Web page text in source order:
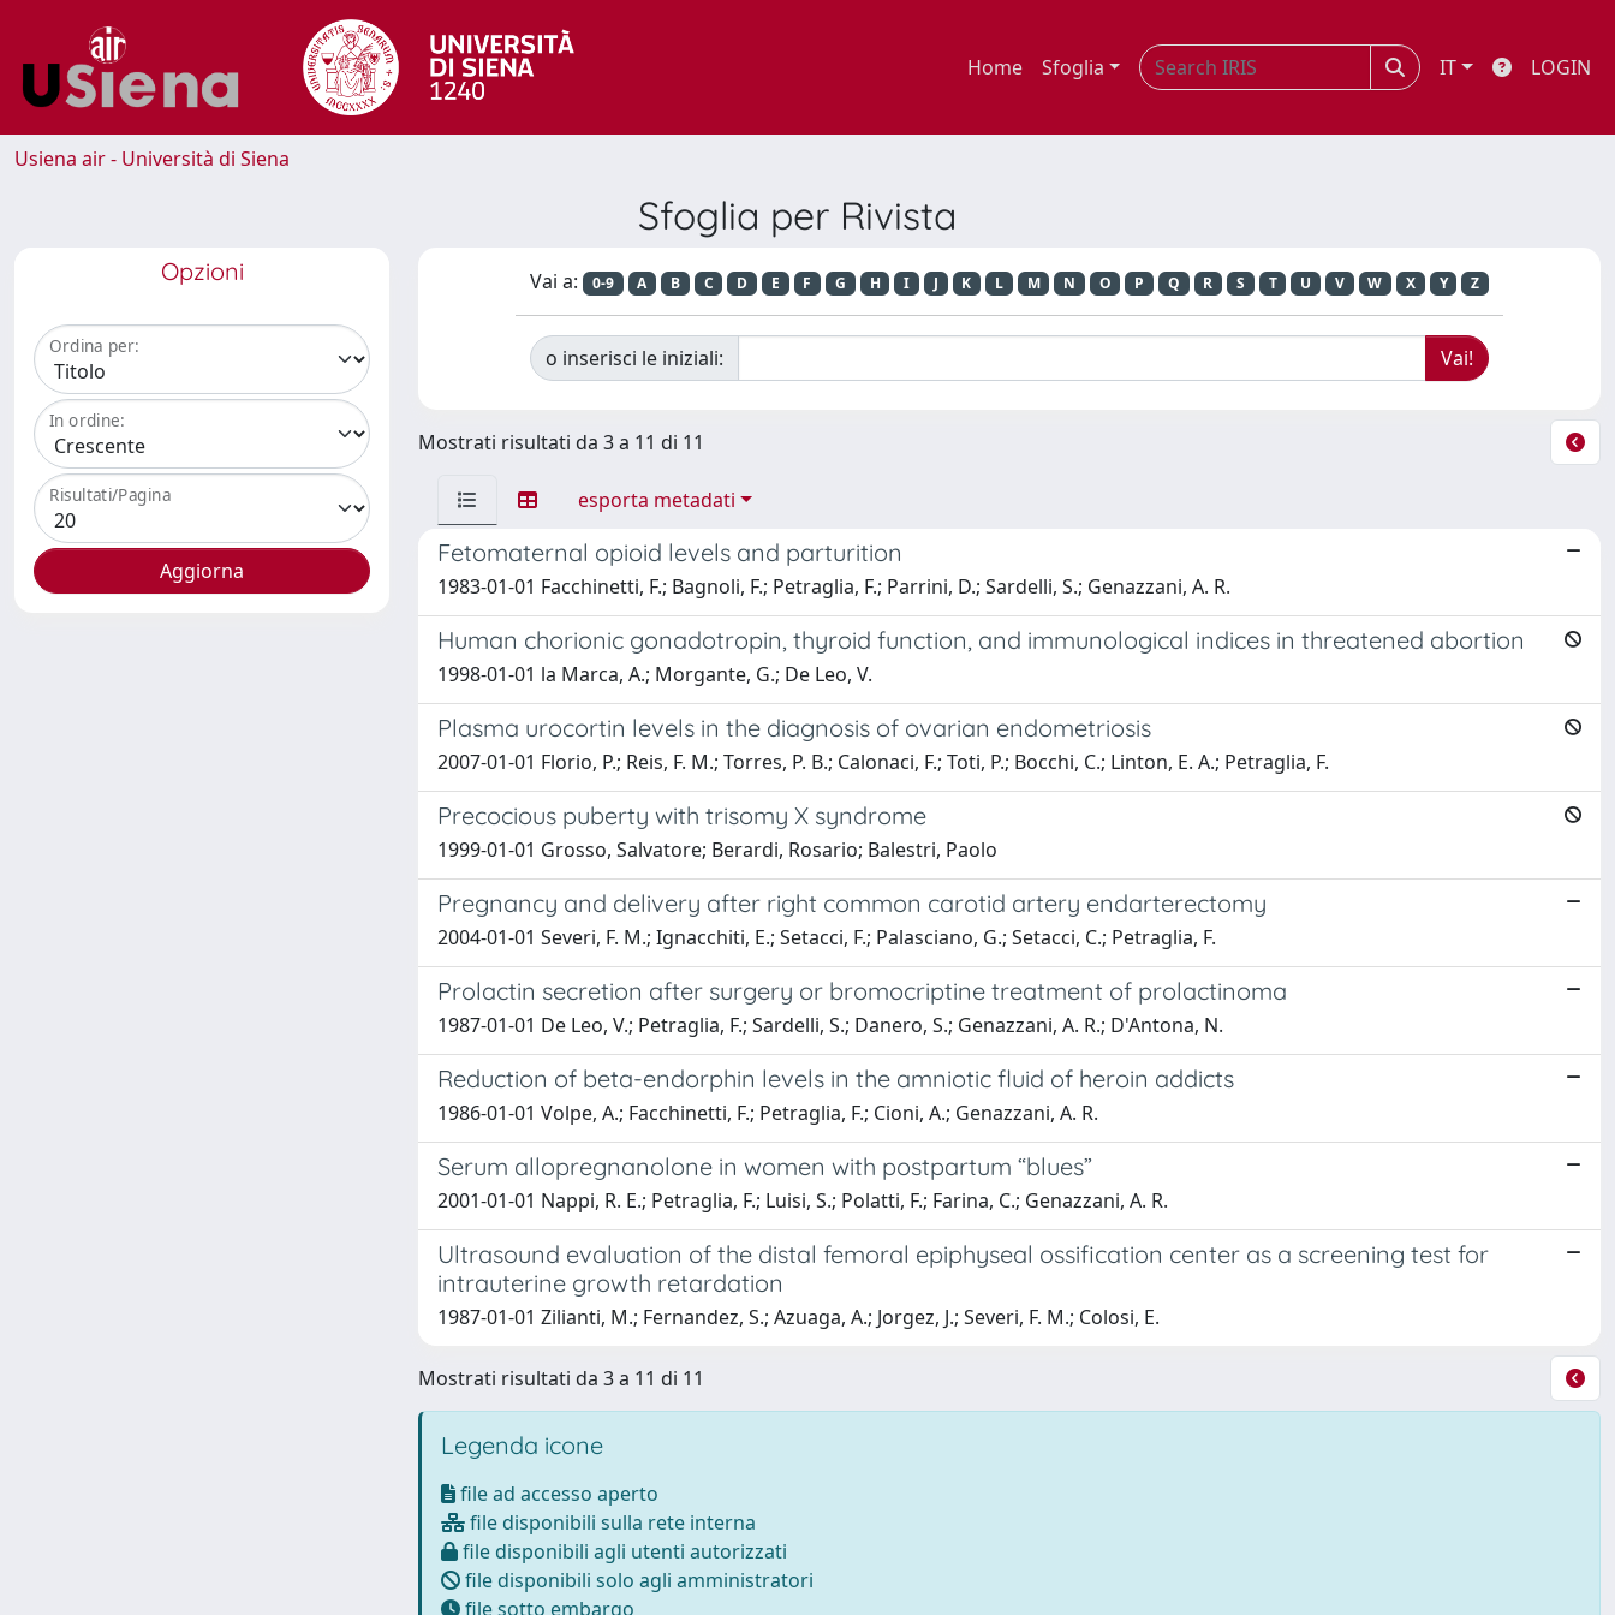
Home Sfoglia IT LOGIN
Usiena air - Università di Siena
Sfoglia per Rivista
Opzioni
Ordina per:
In ordine:
Risultati/Pagina
Vai a: 0-9 A B C D E F G H I J K L M N O P Q R S T U V W X Y Z
o inserisci le iniziali:
Mostrati risultati da 3 a 11 di 11
esporta metadati
Fetomaternal opioid levels and parturition
1983-01-01 Facchinetti, F.; Bagnoli, F.; Petraglia, F.; Parrini, D.; Sardelli, S.; Genazzani, A. R.
Human chorionic gonadotropin, thyroid function, and immunological indices in threatened abortion
1998-01-01 la Marca, A.; Morgante, G.; De Leo, V.
Plasma urocortin levels in the diagnosis of ovarian endometriosis
2007-01-01 Florio, P.; Reis, F. M.; Torres, P. B.; Calonaci, F.; Toti, P.; Bocchi, C.; Linton, E. A.; Petraglia, F.
Precocious puberty with trisomy X syndrome
1999-01-01 Grosso, Salvatore; Berardi, Rosario; Balestri, Paolo
Pregnancy and delivery after right common carotid artery endarterectomy
2004-01-01 Severi, F. M.; Ignacchiti, E.; Setacci, F.; Palasciano, G.; Setacci, C.; Petraglia, F.
Prolactin secretion after surgery or bromocriptine treatment of prolactinoma
1987-01-01 De Leo, V.; Petraglia, F.; Sardelli, S.; Danero, S.; Genazzani, A. R.; D'Antona, N.
Reduction of beta-endorphin levels in the amniotic fluid of heroin addicts
1986-01-01 Volpe, A.; Facchinetti, F.; Petraglia, F.; Cioni, A.; Genazzani, A. R.
Serum allopregnanolone in women with postpartum “blues”
2001-01-01 Nappi, R. E.; Petraglia, F.; Luisi, S.; Polatti, F.; Farina, C.; Genazzani, A. R.
Ultrasound evaluation of the distal femoral epiphyseal ossification center as a screening test for
intrauterine growth retardation
1987-01-01 Zilianti, M.; Fernandez, S.; Azuaga, A.; Jorgez, J.; Severi, F. M.; Colosi, E.
Mostrati risultati da 3 a 11 di 11
Legenda icone
file ad accesso aperto
file disponibili sulla rete interna
file disponibili agli utenti autorizzati
file disponibili solo agli amministratori
file sotto embargo